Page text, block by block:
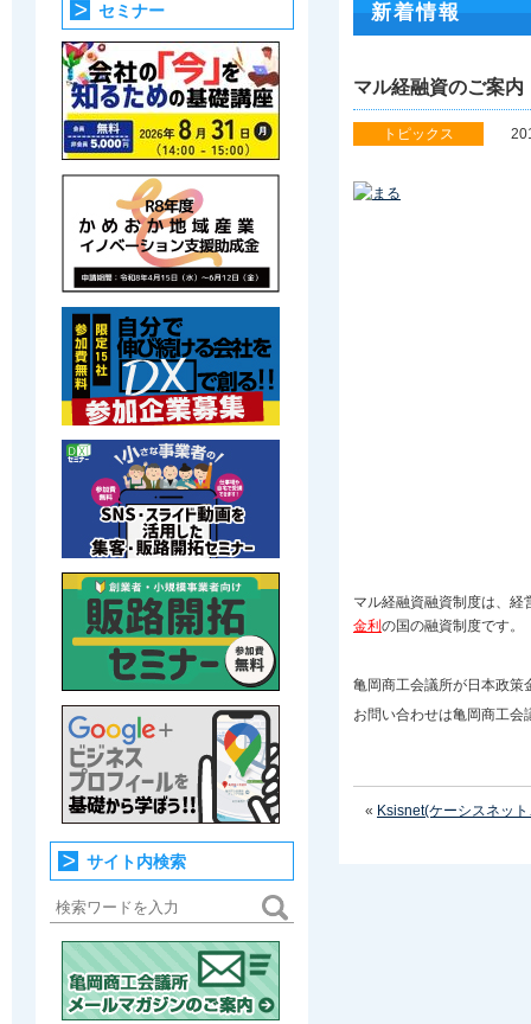
新着情報
マル経融資のご案内
トピックス
マル経融資融資制度は、
金利 の国の融資制度です。
亀岡商工会議所が日本政策
お問い合わせは亀岡商工会
« Ksisnet(ケーシスネッ
セミナー
サイト内検索